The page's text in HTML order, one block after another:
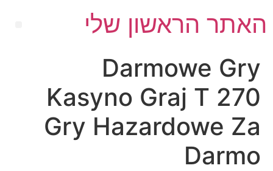
האתר הראשון שלי
Darmowe Gry
Kasyno Graj T 270
Gry Hazardowe Za
Darmo